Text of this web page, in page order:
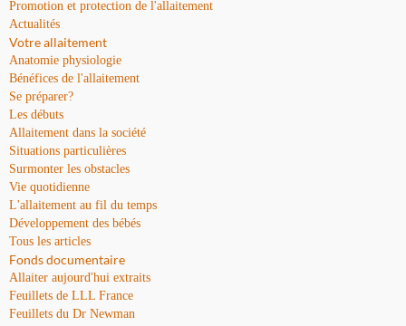
Promotion et protection de l'allaitement
Actualités
Votre allaitement
Anatomie physiologie
Bénéfices de l'allaitement
Se préparer?
Les débuts
Allaitement dans la société
Situations particulières
Surmonter les obstacles
Vie quotidienne
L'allaitement au fil du temps
Développement des bébés
Tous les articles
Fonds documentaire
Allaiter aujourd'hui extraits
Feuillets de LLL France
Feuillets du Dr Newman